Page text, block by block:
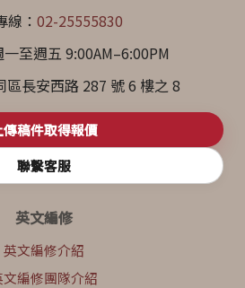
線： 02-25555830
至週五 9:00AM–6:00PM
區長安西路 287 號 6 樓之 8
傳稿件取得報價
聯繫客服
英文編修
英文編修介紹
文編修團隊介紹